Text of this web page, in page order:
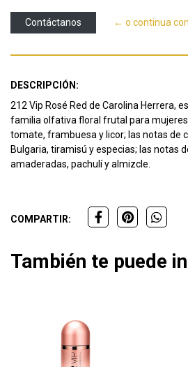
Contáctanos ← o continua
DESCRIPCIÓN:
212 Vip Rosé Red de Carolina Herrera,
familia olfativa floral frutal para
tomate, frambuesa y licor; las notas de
Bulgaria, tiramisú y especias; las notas
amaderadas, pachulí y almizcle.
COMPARTIR:
También te puede